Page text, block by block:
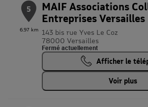
5
6.97 km
MAIF Associations
Entreprises Versailles
143 bis rue Yves Le Coz
78000 Versailles
Fermé actuellement
Afficher le
Voir plus